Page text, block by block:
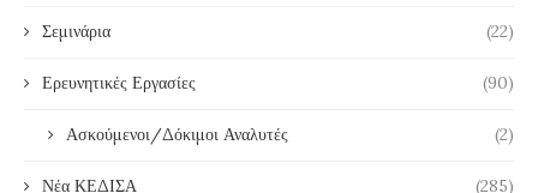
Σεμινάρια (22)
Ερευνητικές Εργασίες (90)
Ασκούμενοι/Δόκιμοι Αναλυτές (2)
Νέα ΚΕΔΙΣΑ (285)